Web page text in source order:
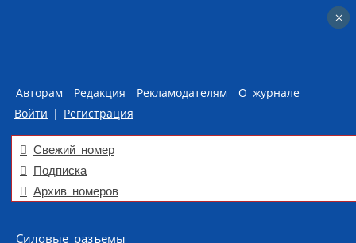
Авторам Редакция Рекламодателям
О журнале
Войти | Регистрация
Свежий номер
Подписка
Архив номеров
Skip to content
Силовые разъемы
×
×